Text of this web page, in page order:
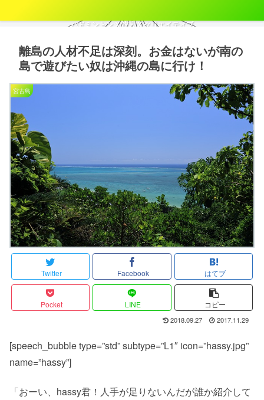
バドミントン X 旅人 X クリエイティブ
離島の人材不足は深刻。お金はないが南の
島で遊びたい奴は沖縄の島に行け！
宮古島
Twitter Facebook はてブ
Pocket LINE コピー
2018.09.27 2017.11.29
[speech_bubble type=”std” subtype=”L1″ icon=”hassy.jpg”
name=”hassy”]
「おーい、hassy君！人手が足りないんだが誰か紹介して